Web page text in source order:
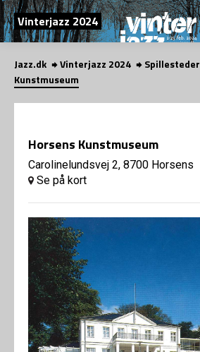
Vinterjazz 2024
Jazz.dk Vinterjazz 2024 Spillesteder
Kunstmuseum
Horsens Kunstmuseum
Carolinelundsvej 2, 8700 Horsens
Se på kort